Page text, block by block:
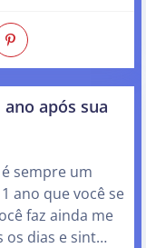
após sua
sempre um
ano que você se
faz ainda me
os dias e sint…